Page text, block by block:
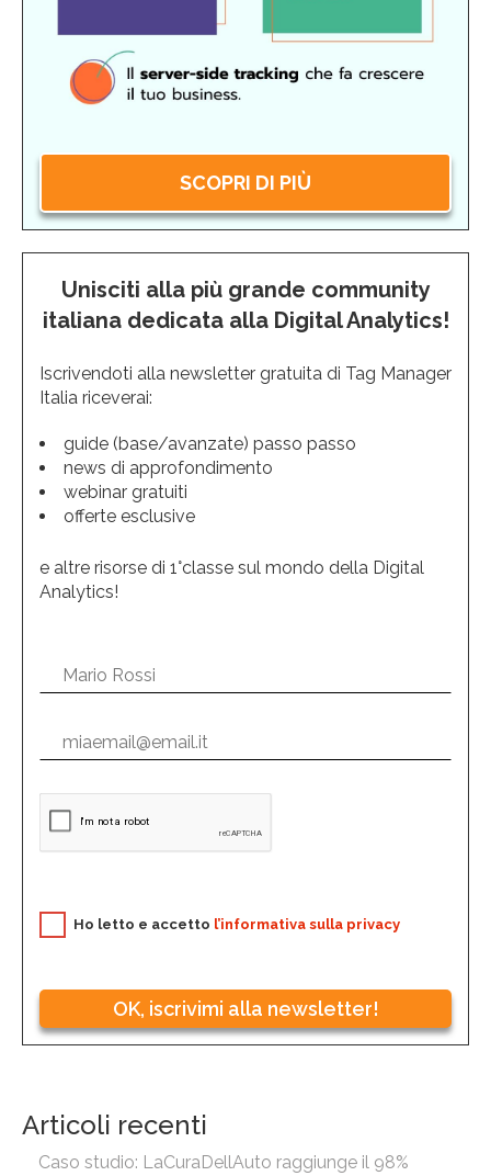
SCOPRI DI PIÙ
Unisciti alla più grande community
italiana dedicata alla Digital Analytics!
Iscrivendoti alla newsletter gratuita di Tag Manager
Italia riceverai:
guide (base/avanzate) passo passo
news di approfondimento
webinar gratuiti
offerte esclusive
e altre risorse di 1°classe sul mondo della Digital
Analytics!
Ho letto e accetto l’informativa sulla privacy
OK, iscrivimi alla newsletter!
Articoli recenti
Caso studio: LaCuraDellAuto raggiunge il 98%